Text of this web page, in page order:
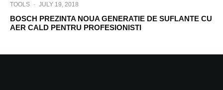
TOOLS · JULY 19, 2018
BOSCH PREZINTA NOUA GENERATIE DE SUFLANTE CU
AER CALD PENTRU PROFESIONISTI